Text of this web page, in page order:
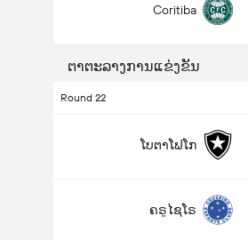
Coritiba
ຕາຕະລາງການແຂ່ງຂັນ
Round 22
ໂບຕາໂຟໂກ
ຄຣູໄຊໂຣ